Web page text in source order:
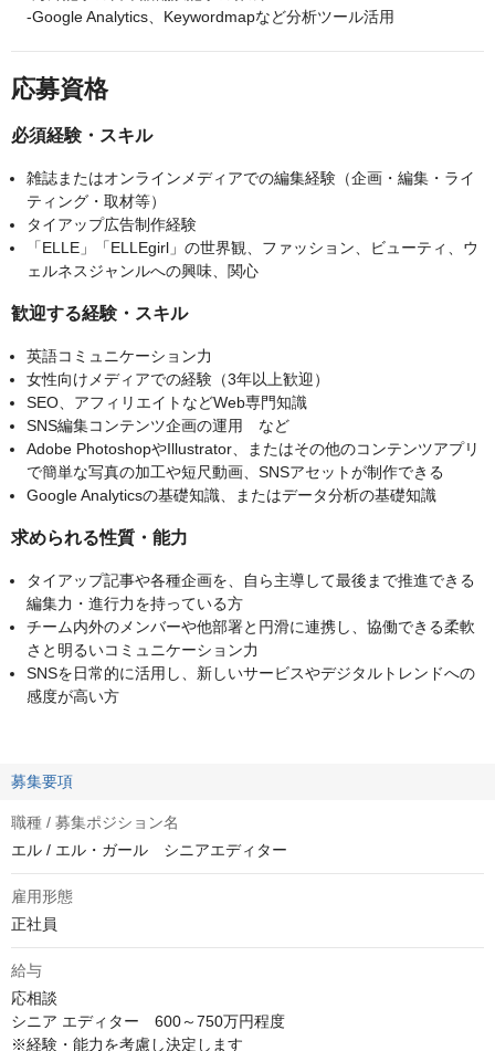
-Google Analytics、Keywordmapなど分析ツール活用
応募資格
必須経験・スキル
雑誌またはオンラインメディアでの編集経験（企画・編集・ライ
ティング・取材等）
タイアップ広告制作経験
「ELLE」「ELLEgirl」の世界観、ファッション、ビューティ、ウ
ェルネスジャンルへの興味、関心
歓迎する経験・スキル
英語コミュニケーション力
女性向けメディアでの経験（3年以上歓迎）
SEO、アフィリエイトなどWeb専門知識
SNS編集コンテンツ企画の運用 など
Adobe PhotoshopやIllustrator、またはその他のコンテンツアプリ
で簡単な写真の加工や短尺動画、SNSアセットが制作できる
Google Analyticsの基礎知識、またはデータ分析の基礎知識
求められる性質・能力
タイアップ記事や各種企画を、自ら主導して最後まで推進できる
編集力・進行力を持っている方
チーム内外のメンバーや他部署と円滑に連携し、協働できる柔軟
さと明るいコミュニケーション力
SNSを日常的に活用し、新しいサービスやデジタルトレンドへの
感度が高い方
募集要項
職種 / 募集ポジション名
エル / エル・ガール シニアエディター
雇用形態
正社員
給与
応相談
シニア エディター　600～750万円程度
※経験・能力を考慮し決定します